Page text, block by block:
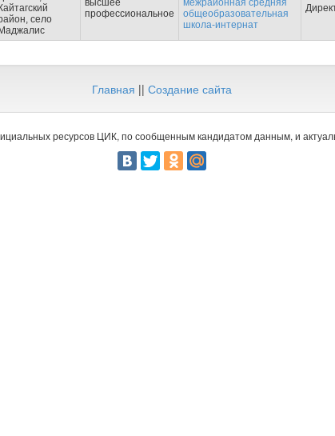
Кайтагский
село
Маджалис
высшее
профессиональное
межрайонная средняя
общеобразовательная
школа-интернат
Главная || Создание сайта
ресурсов ЦИК, по сообщенным кандидатом данным, и